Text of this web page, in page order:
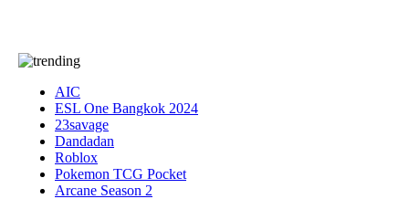
AIC
ESL One Bangkok 2024
23savage
Dandadan
Roblox
Pokemon TCG Pocket
Arcane Season 2